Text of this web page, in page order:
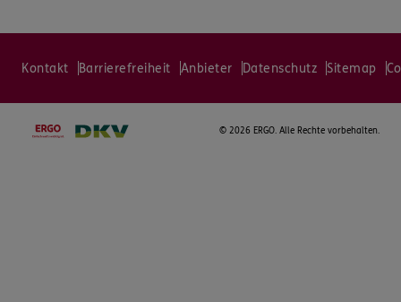
Kontakt Barrierefreiheit Anbieter Datenschutz Sitemap
© 2026 ERGO. Alle Rechte vorbehalten.